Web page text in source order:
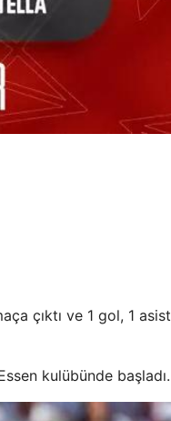
çıktı ve 1 gol, 1 asist
kulübünde başladı.